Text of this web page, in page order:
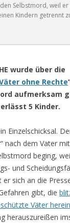
Selbstmord, weil
Kindern getrennt
wurde über die
ohne Rechte
aufmerksam
5 Kinder.
Einzelschicksal.
nach dem Vater
beging,
und
er sich an die
gibt, die
Väter
herauszureißen